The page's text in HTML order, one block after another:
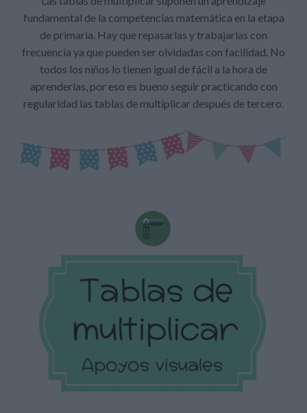
fundamental de la competencias matemática en la etapa
de primaria. Hay que repasarlas y trabajarlas con
frecuencia ya que pueden ser olvidadas con facilidad. No
todos los niños lo tienen igual de fácil a la hora de
aprenderlas, por eso es bueno seguir practicando con
regularidad las tablas de multiplicar después de tercero.